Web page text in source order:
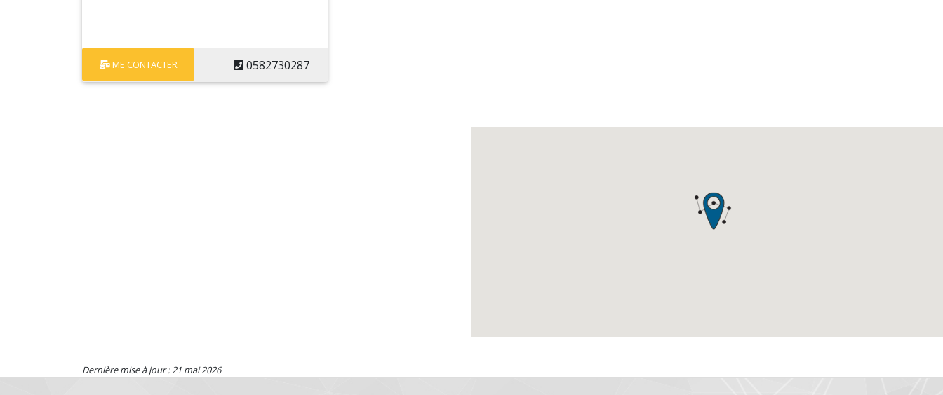
ME CONTACTER 0582730287
Dernière mise à jour : 21 mai 2026